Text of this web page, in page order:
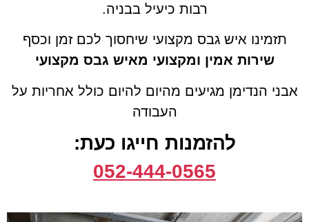
רבות כיעיל בבניה.
תזמינו איש גבס מקצועי שיחסוך לכם זמן וכסף
שירות אמין ומקצועי מאיש גבס מקצועי
אבני הנדימן מגיעים מהיום להיום כולל אחריות על
העבודה
להזמנות חייגו כעת:
052-444-0565